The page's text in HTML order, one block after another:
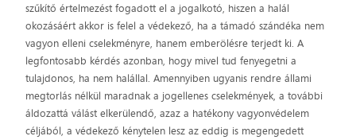
szűkítő értelmezést fogadott el a jogalkotó, hiszen a halál
okozásáért akkor is felel a védekező, ha a támadó szándéka nem
vagyon elleni cselekményre, hanem emberölésre terjedt ki. A
legfontosabb kérdés azonban, hogy mivel tud fenyegetni a
tulajdonos, ha nem halállal. Amennyiben ugyanis rendre állami
megtorlás nélkül maradnak a jogellenes cselekmények, a további
áldozattá válást elkerülendő, azaz a hatékony vagyonvédelem
céljából, a védekező kénytelen lesz az eddig is megengedett